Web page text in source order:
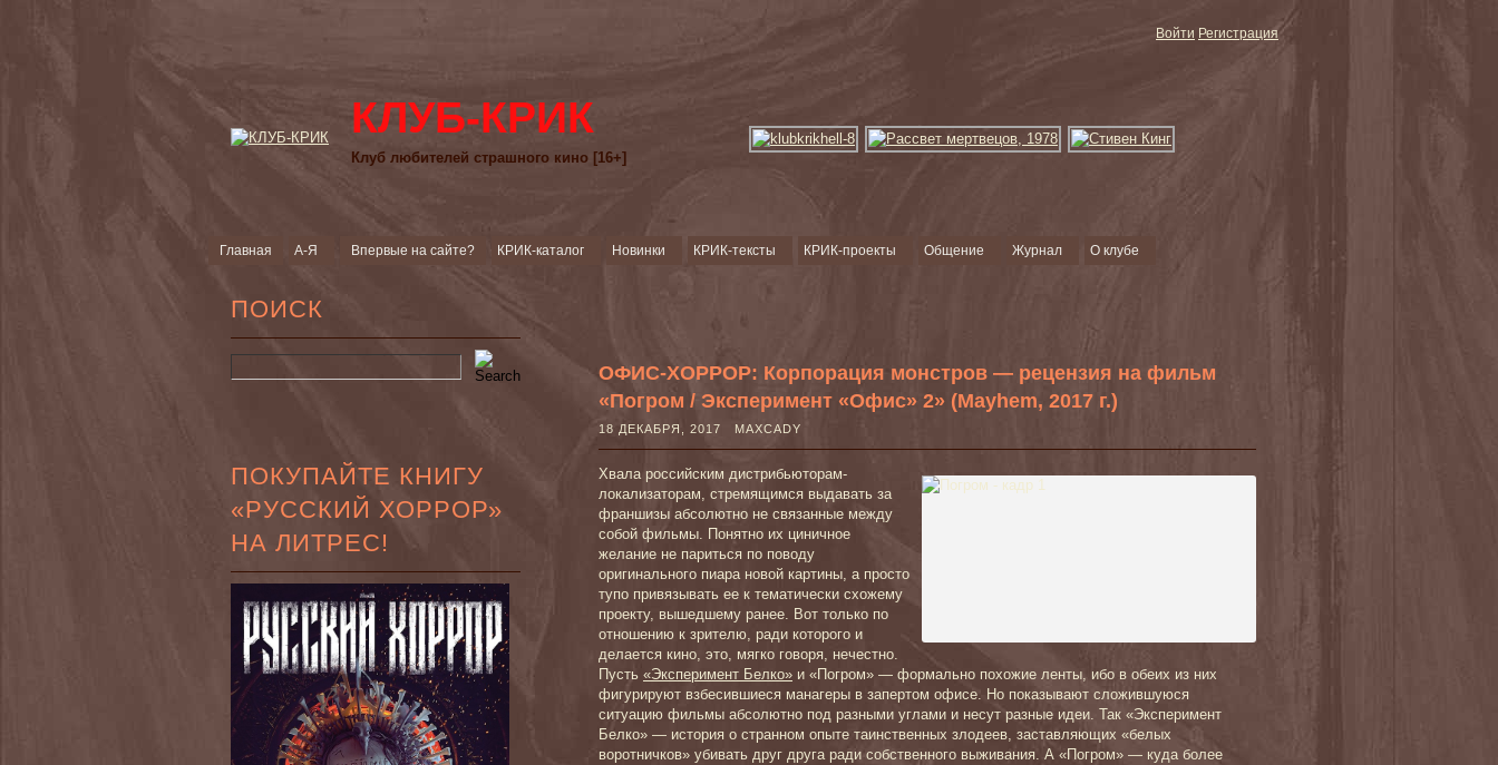
Войти Регистрация
КЛУБ-КРИК
Клуб любителей страшного кино [16+]
Главная А-Я Впервые на сайте? КРИК-каталог Новинки КРИК-тексты КРИК-проекты Общение Журнал О клубе
ПОИСК
ПОКУПАЙТЕ КНИГУ
«РУССКИЙ ХОРРОР»
НА ЛИТРЕС!
ОФИС-ХОРРОР: Корпорация монстров — рецензия на фильм
«Погром / Эксперимент «Офис» 2» (Mayhem, 2017 г.)
18 ДЕКАБРЯ, 2017 MAXCADY
Хвала российским дистрибьюторам-
локализаторам, стремящимся выдавать за
франшизы абсолютно не связанные между
собой фильмы. Понятно их циничное
желание не париться по поводу
оригинального пиара новой картины, а просто
тупо привязывать ее к тематически схожему
проекту, вышедшему ранее. Вот только по
отношению к зрителю, ради которого и
делается кино, это, мягко говоря, нечестно.
Пусть «Эксперимент Белко» и «Погром» — формально похожие ленты, ибо в обеих из них
фигурируют взбесившиеся манагеры в запертом офисе. Но показывают сложившуюся
ситуацию фильмы абсолютно под разными углами и несут разные идеи. Так «Эксперимент
Белко» — история о странном опыте таинственных злодеев, заставляющих «белых
воротничков» убивать друг друга ради собственного выживания. А «Погром» — куда более